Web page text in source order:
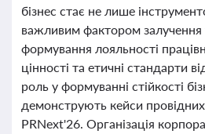
бізнес стає не лише
важливим фактором залучення
формування лояльності
цінності та етичні стандарти
роль у формуванні стійкості
демонструють кейси
PRNext'26. Організація